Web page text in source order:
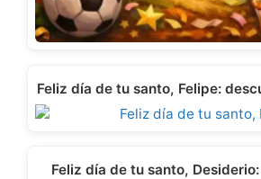
Feliz día de tu santo, Felipe:
Feliz día de tu santo,